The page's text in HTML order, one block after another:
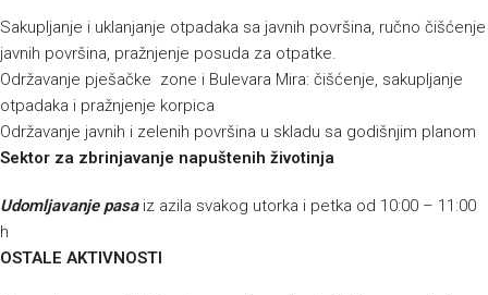
Sakupljanje i uklanjanje otpadaka sa javnih površina, ručno čišćenje
javnih površina, pražnjenje posuda za otpatke.
Održavanje pješačke zone i Bulevara Mira: čišćenje, sakupljanje
otpadaka i pražnjenje korpica
Održavanje javnih i zelenih površina u skladu sa godišnjim planom
Sektor za zbrinjavanje napuštenih životinja
Udomljavanje pasaiz azila svakog utorka i petka od 10:00 – 11:00
h
OSTALE AKTIVNOSTI